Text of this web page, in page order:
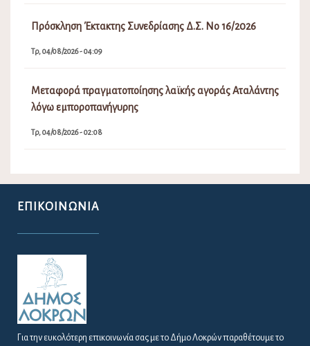
Πρόσκληση Έκτακτης Συνεδρίασης Δ.Σ. Νο 16/2026
Τρ, 04/08/2026 - 04:09
Μεταφορά πραγματοποίησης λαϊκής αγοράς Αταλάντης
λόγω εμποροπανήγυρης
Τρ, 04/08/2026 - 02:08
ΕΠΙΚΟΙΝΩΝΊΑ
Για την ευκολότερη επικοινωνία σας με το Δήμο Λοκρών παραθέτουμε το